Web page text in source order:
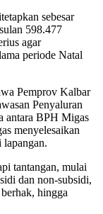
sebesar
598.477
agar
periode Natal
Pemprov Kalbar
Penyaluran
antara BPH Migas
menyelesaikan
tantangan, mulai
dan non-subsidi,
hingga